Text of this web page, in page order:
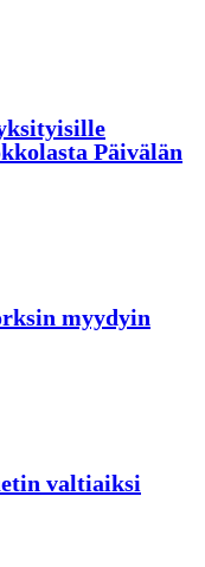
Päivälän
myydyin
valtiaiksi